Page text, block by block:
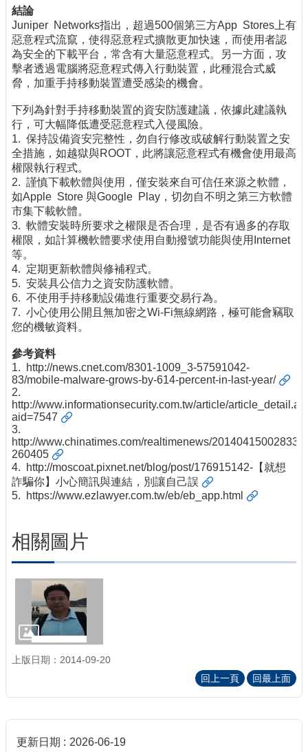
結論
Juniper Networks指出，超過500個第三方App Stores上有
惡意程式流竄，使得惡意程式擴散更加快速，而使用者認
為安全的下載平台，常含有大量惡意程式。另一方面，攻
擊者透過電腦將惡意程式傳入行動裝置，此種混合式威
脅，加重手持移動裝置遭受感染的機會。
下列為針對手持移動裝置的資安防護建議，依據此建議執
行，可大幅降低遭受惡意程式入侵風險。
1. 保持設備資安完整性，勿自行修改或破解行動裝置之安
全措施，如越獄與ROOT，此將讓惡意程式有機會使用最高
權限執行程式。
2. 謹慎下載軟體與使用，僅安裝來自可信任來源之軟體，
如Apple Store 與Google Play，切勿自不明之第三方軟體
市集下載軟體。
3. 軟體安裝時所要求之權限是否合理，是否有過多的存取
權限，如計算機軟體要求使用自動撥號功能與使用Internet
等。
4. 定期更新軟體與修補程式。
5. 安裝具公信力之資安防護軟體。
6. 不使用手持移動設備進行重要交易行為。
7. 小心使用公開且無加密之Wi-Fi無線網路，極可能會竊取
您的機敏資料。
參考資料
1.
http://news.cnet.com/8301-1009_3-57591042-
83/mobile-malware-grows-by-614-percent-in-last-year/
2.
http://www.informationsecurity.com.tw/article/
aid=7547
3.
http://www.chinatimes.com/realtimenews/20140415002833-
260405
4.
http://moscoat.pixnet.net/blog/post/176915142-【就想
詐騙你】小心簡訊與連結，別讓自己誤
5.
https://www.ezlawyer.com.tw/eb/eb_app.html
相關圖片
上版日期：2014-09-20
回上一頁
回最上面
更新日期 2026-06-19